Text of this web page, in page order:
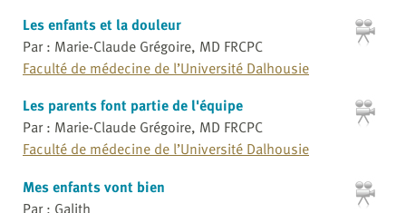
Les enfants et la douleur
Par : Marie-Claude Grégoire, MD FRCPC
Faculté de médecine de l’Université Dalhousie
Les parents font partie de l'équipe
Par : Marie-Claude Grégoire, MD FRCPC
Faculté de médecine de l’Université Dalhousie
Mes enfants vont bien
Par : Galith